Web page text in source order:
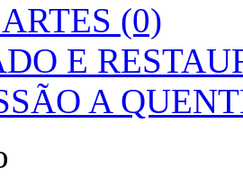
(0)
E
A